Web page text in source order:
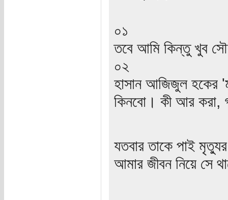
০১
তবে আমি কিন্তু খুব
০২
হাসান আজিজুল হকের
কিনবো। কী আর করা,
যতবার তাকে পাই
আমার জীবন নিয়ে সে